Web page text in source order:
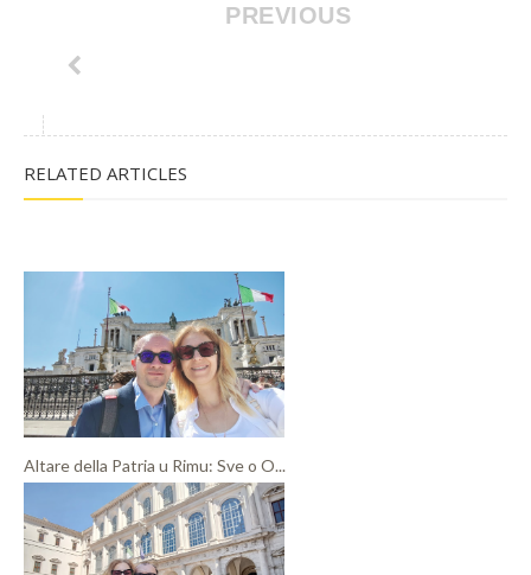
PREVIOUS
RELATED ARTICLES
Altare della Patria u Rimu: Sve o O...